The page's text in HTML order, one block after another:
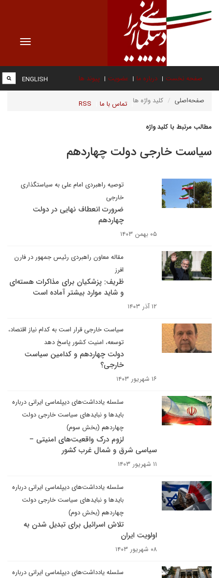
Toggle
صفحه نخست درباره ما عضویت پیوند ها
تماس با ما RSS
ENGLISH
صفحه‌اصلی کلید واژه ها
مطالب مرتبط با کلید واژه
سیاست خارجی دولت چهاردهم
توصیه راهبردی امام علی به سیاستگذاری
خارجی
ضرورت انعطاف نهایی در دولت
چهاردهم
۰۵ بهمن ۱۴۰۳
مقاله معاون راهبردی رئیس جمهور در فارن
افرز
ظریف: پزشکیان برای مذاکرات هسته‌ای
و شاید موارد بیشتر آماده است
۱۲ آذر ۱۴۰۳
سیاست خارجی قرار است به کدام نیاز اقتصاد،
توسعه، امنیت کشور پاسخ دهد
دولت چهاردهم و کدامین سیاست
خارجی؟
۱۶ شهریور ۱۴۰۳
سلسله یادداشت‌های دیپلماسی ایرانی درباره
بایدها و نبایدهای سیاست خارجی دولت
چهاردهم (بخش سوم)
لزوم درک واقعیت‌های امنیتی –
سیاسی شرق و شمال غرب کشور
۱۱ شهریور ۱۴۰۳
سلسله یادداشت‌های دیپلماسی ایرانی درباره
بایدها و نبایدهای سیاست خارجی دولت
چهاردهم (بخش دوم)
تلاش اسرائیل برای تبدیل شدن به
اولویت ایران
۰۸ شهریور ۱۴۰۳
سلسله یادداشت‌های دیپلماسی ایرانی درباره